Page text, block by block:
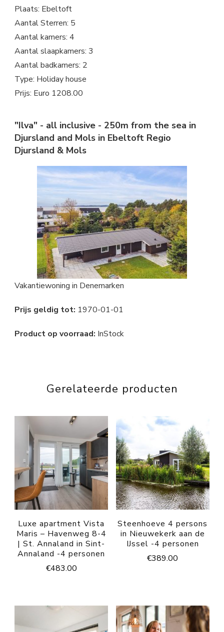
Plaats: Ebeltoft
Aantal Sterren: 5
Aantal kamers: 4
Aantal slaapkamers: 3
Aantal badkamers: 2
Type: Holiday house
Prijs: Euro 1208.00
"Ilva" - all inclusive - 250m from the sea in
Djursland and Mols in Ebeltoft Regio
Djursland & Mols
Vakantiewoning in Denemarken
Prijs geldig tot: 1970-01-01
Product op voorraad: InStock
Gerelateerde producten
Luxe apartment Vista
Maris – Havenweg 8-4
| St. Annaland in Sint-
Annaland -4 personen
€483.00
Steenhoeve 4 persons
in Nieuwekerk aan de
IJssel -4 personen
€389.00